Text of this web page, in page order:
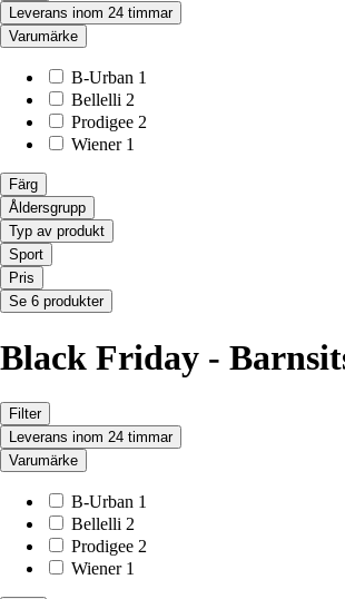
Leverans inom 24 timmar
Varumärke
B-Urban 1
Bellelli 2
Prodigee 2
Wiener 1
Färg
Åldersgrupp
Typ av produkt
Sport
Pris
Se 6 produkter
Black Friday -
Filter
Leverans inom 24 timmar
Varumärke
B-Urban 1
Bellelli 2
Prodigee 2
Wiener 1